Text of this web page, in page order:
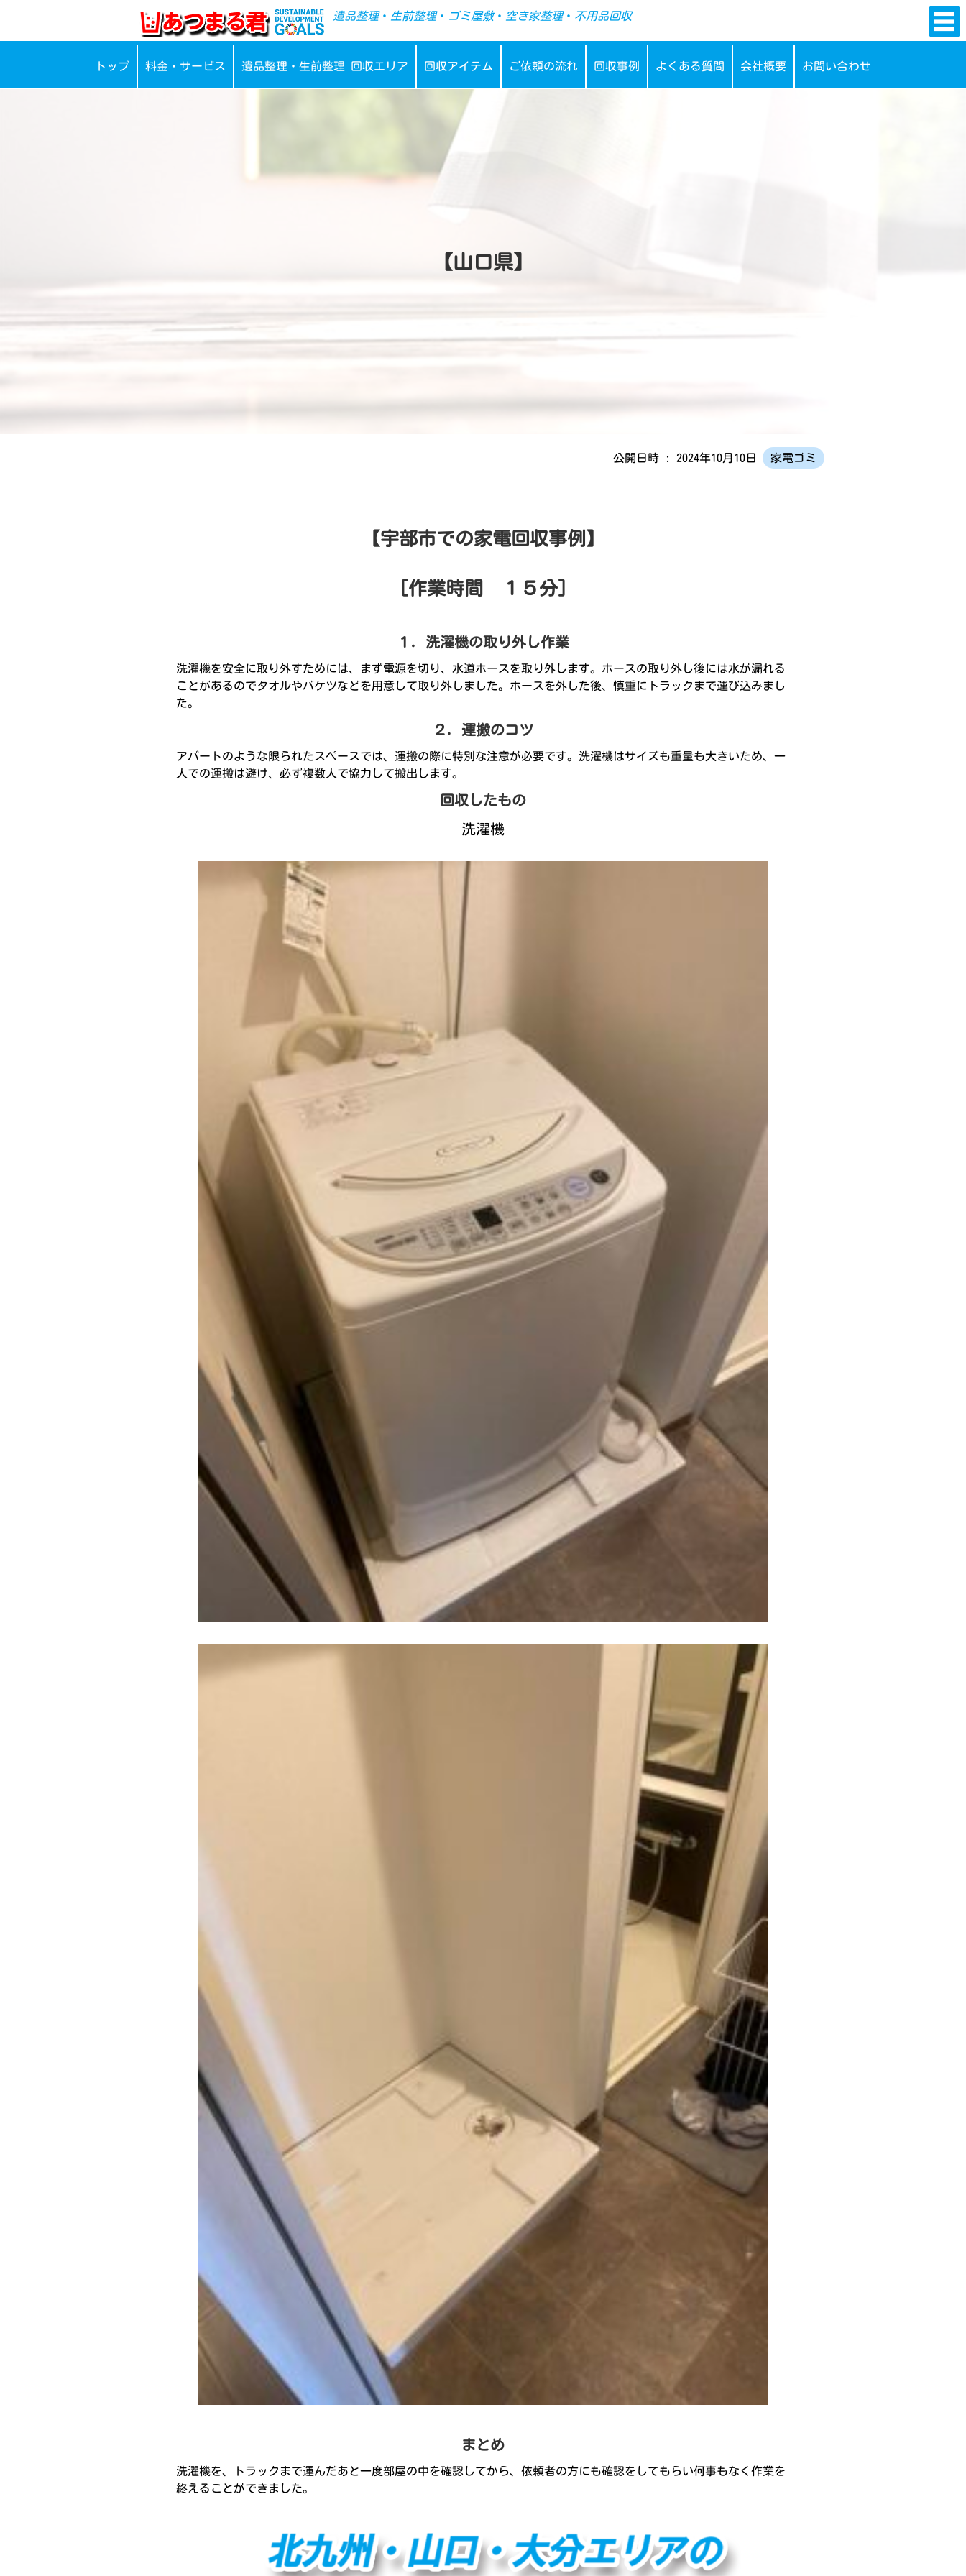
-->
遺品整理・ 生前整理・ ゴミ屋敷・ 空き家整理・ 不用品回収
トップ 料金・サービス 遺品整理・生前整理 回収エリア 回収アイテム ご依頼の流れ 回収事例 よくある質問 会社概要 お問い合わせ
【山口県】
公開日時 : 2024年10月10日 家電ゴミ
【宇部市での家電回収事例】
［作業時間 １５分］
１．洗濯機の取り外し作業
洗濯機を安全に取り外すためには、まず電源を切り、水道ホースを取り外します。ホースの取り外し後には水が漏れる
ことがあるのでタオルやバケツなどを用意して取り外しました。ホースを外した後、慎重にトラックまで運び込みまし
た。
２．運搬のコツ
アパートのような限られたスペースでは、運搬の際に特別な注意が必要です。洗濯機はサイズも重量も大きいため、一
人での運搬は避け、必ず複数人で協力して搬出します。
回収したもの
洗濯機
まとめ
洗濯機を、トラックまで運んだあと一度部屋の中を確認してから、依頼者の方にも確認をしてもらい何事もなく作業を
終えることができました。